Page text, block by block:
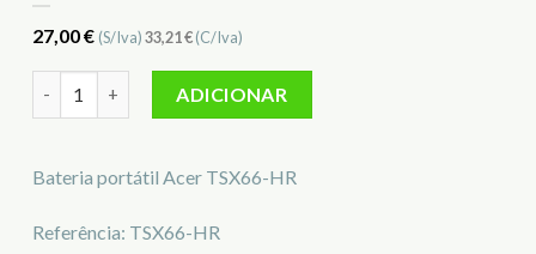
27,00€ (S/Iva)33,21€(C/Iva)
ADICIONAR
Bateria portátil Acer TSX66-HR
Referência: TSX66-HR